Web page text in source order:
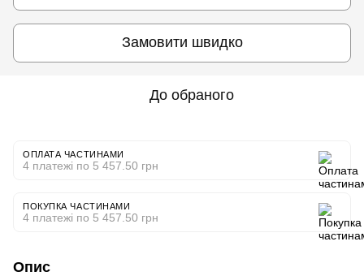
Замовити швидко
До обраного
ОПЛАТА ЧАСТИНАМИ
4 платежі по 5 457.50 грн
ПОКУПКА ЧАСТИНАМИ
4 платежі по 5 457.50 грн
Опис